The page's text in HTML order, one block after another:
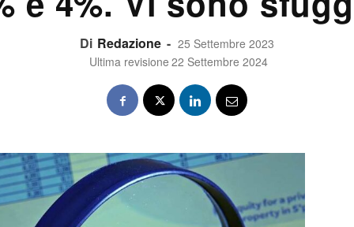
Di Redazione - 25 Settembre 2023
Ultima revisione 22 Settembre 2024